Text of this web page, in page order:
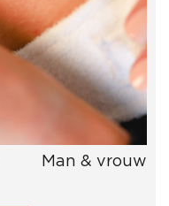
Man & vrouw